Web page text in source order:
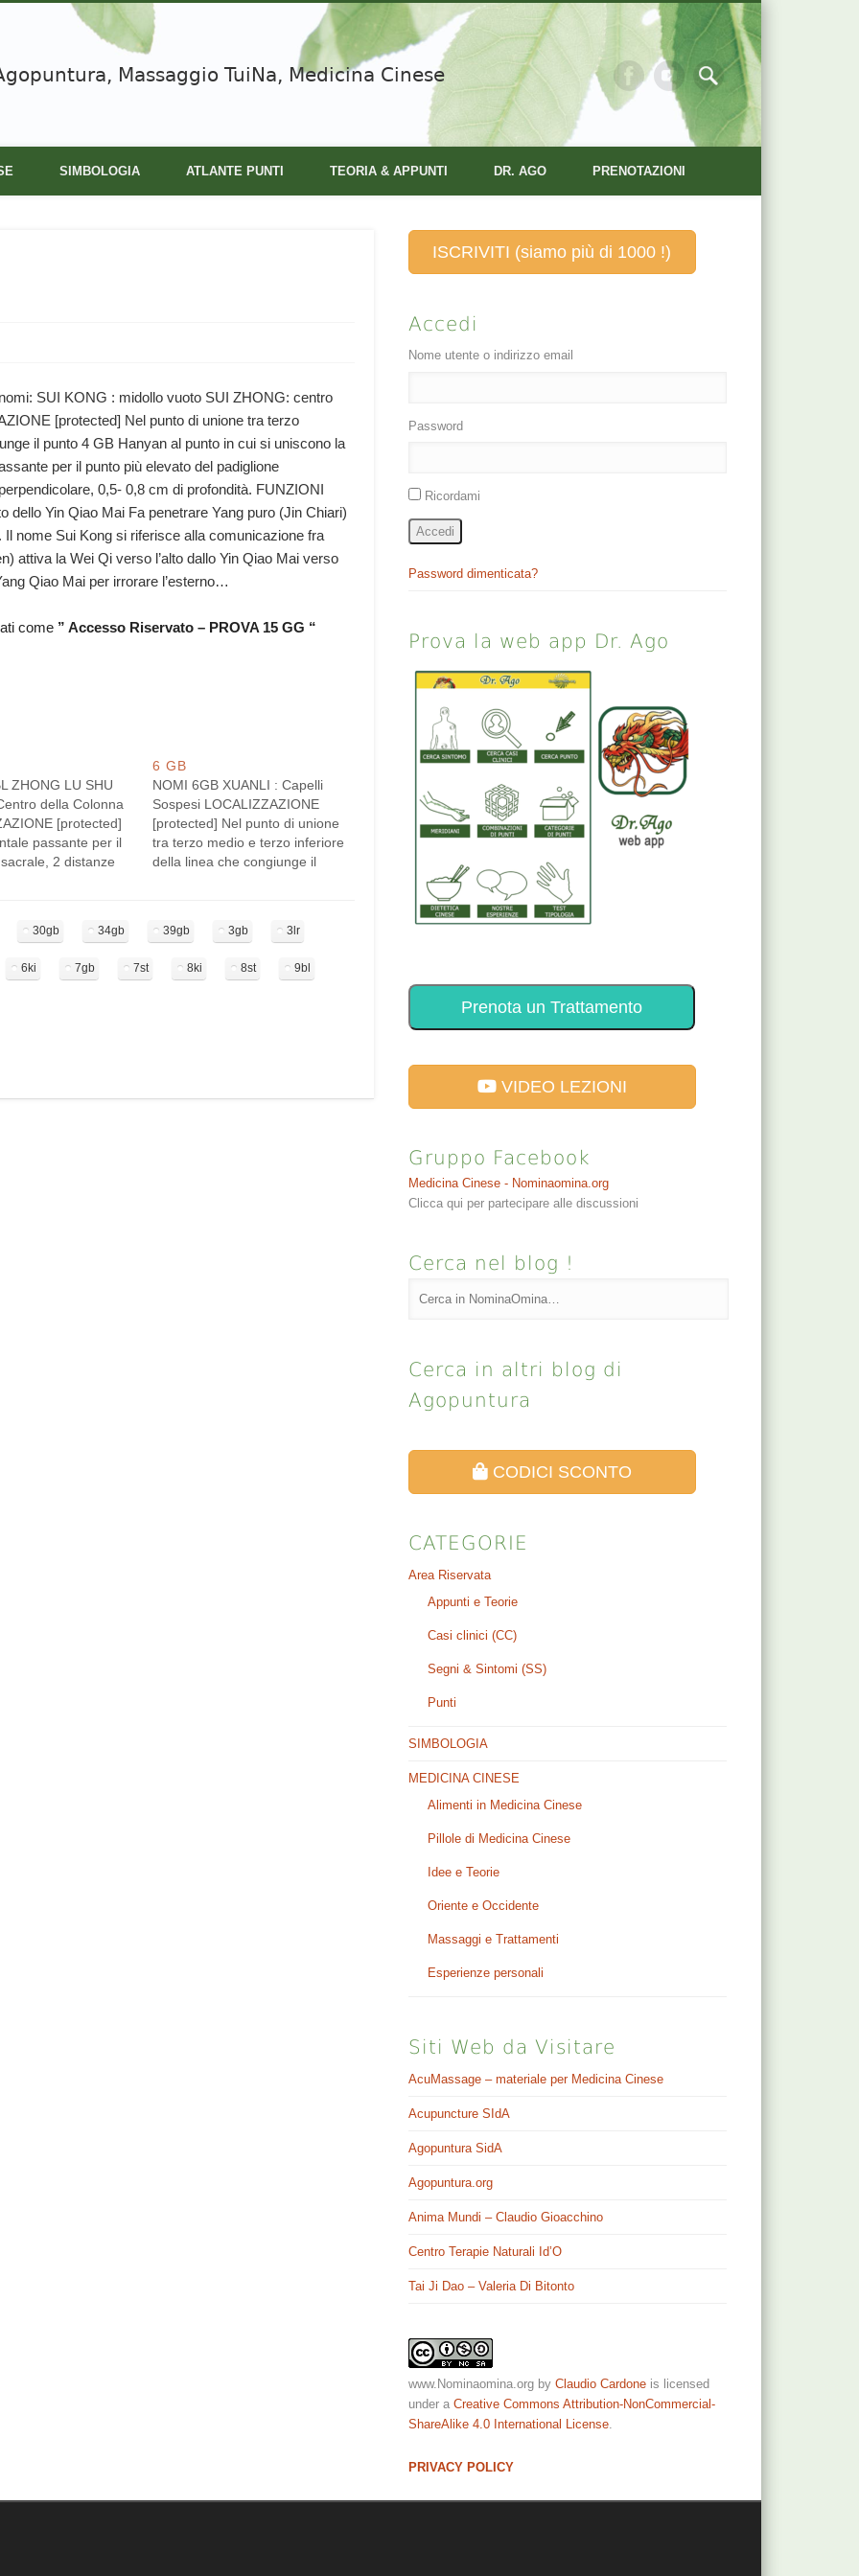
Massaggio TuiNa, Medicina Cinese
SIMBOLOGIA ATLANTE PUNTI TEORIA & APPUNTI DR. AGO PRENOTAZIONI
SUI KONG : midollo vuoto SUI ZHONG: centro
[protected] Nel punto di unione tra terzo
il punto 4 GB Hanyan al punto in cui si uniscono la
per il punto più elevato del padiglione
0,5- 0,8 cm di profondità. FUNZIONI
dello Yin Qiao Mai Fa penetrare Yang puro (Jin Chiari)
nome Sui Kong si riferisce alla comunicazione fra
attiva la Wei Qi verso l’alto dallo Yin Qiao Mai verso
Qiao Mai per irrorare l’esterno…
come ” Accesso Riservato – PROVA 15 GG “
ZHONG LU SHU
della Colonna
[protected]
passante per il
2 distanze
formazione del
assieme a
6 GB
NOMI 6GB XUANLI : Capelli
Sospesi LOCALIZZAZIONE
[protected] Nel punto di unione
tra terzo medio e terzo inferiore
della linea che congiunge il
quella passante per il punto più
dell'orecchio, sede…
30gb 34gb 39gb 3gb 3lr
6ki 7gb 7st 8ki 8st 9bl
ISCRIVITI (siamo più di 1000 !)
Accedi
Nome utente o indirizzo email
Password
Ricordami
Accedi
Password dimenticata?
Prova la web app Dr. Ago
Prenota un Trattamento
VIDEO LEZIONI
Gruppo Facebook
Medicina Cinese - Nominaomina.org
Clicca qui per partecipare alle discussioni
Cerca nel blog !
Cerca in altri blog di
Agopuntura
CODICI SCONTO
CATEGORIE
Area Riservata
Appunti e Teorie
Casi clinici (CC)
Segni & Sintomi (SS)
Punti
SIMBOLOGIA
MEDICINA CINESE
Alimenti in Medicina Cinese
Pillole di Medicina Cinese
Idee e Teorie
Oriente e Occidente
Massaggi e Trattamenti
Esperienze personali
Siti Web da Visitare
AcuMassage – materiale per Medicina Cinese
Acupuncture SIdA
Agopuntura SidA
Agopuntura.org
Anima Mundi – Claudio Gioacchino
Centro Terapie Naturali Id’O
Tai Ji Dao – Valeria Di Bitonto
www.Nominaomina.org byClaudio Cardone is licensed
under aCreative Commons Attribution-NonCommercial-
ShareAlike 4.0 International License
PRIVACY POLICY